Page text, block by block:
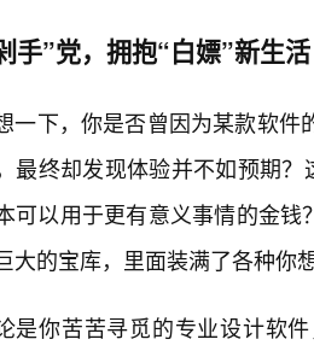
手”党，拥抱“白嫖”新生
一下，你是否曾因为某款软
最终却发现体验并不如预期
可以用于更有意义事情的金
大的宝库，里面装满了各种你
是你苦苦寻觅的专业设计软